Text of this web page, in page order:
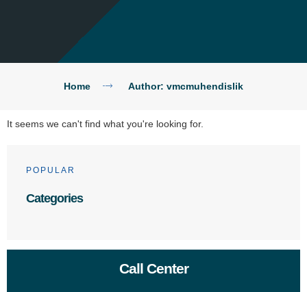
Home Author: vmcmuhendislik
It seems we can't find what you're looking for.
POPULAR
Categories
Call Center